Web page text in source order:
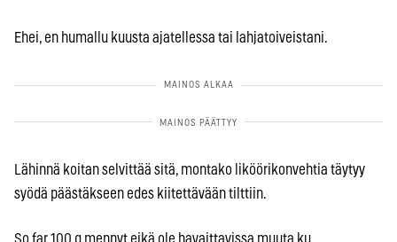
Ehei, en humallu kuusta ajatellessa tai lahjatoiveistani.
Lähinnä koitan selvittää sitä, montako liköörikonvehtia täytyy
syödä päästäkseen edes kiitettävään tilttiin.
So far 100 g mennyt eikä ole havaittavissa muuta ku